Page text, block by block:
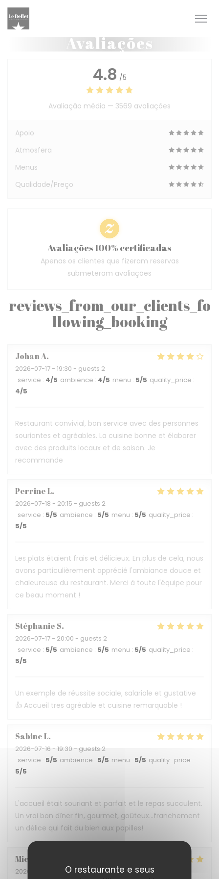
Painel de Gerenciamento de Cookies
O restaurante e seus
Avaliações
reviews_from_our_clients_fo
llowing_booking
JohanA
2026-07-17 - 19:30 - guests 2
service : 4/5 ambience : 4/5 menu : 5/5 quality_price :
4/5
Restaurant convivial, bon service avec des personnes
souriantes et agréables. La cuisine bonne et élaborer
avec des produits locaux et de saison. Je
recommande
PerrineL
2026-07-18 - 20:15 - guests 2
service : 5/5 ambience : 5/5 menu : 5/5 quality_price :
5/5
Les plats étaient frais et délicieux. En plus de cela, nous
avons particulièrement apprécié l'ambiance douce et
chaleureuse du restaurant. Merci à toute l'équipe pour
ce beau moment !
Stéphanie S
2026-07-17 - 20:00 - guests 2
service : 5/5 ambience : 5/5 menu : 5/5 quality_price :
5/5
Un exemple de réussite sociale, salariale et gustative
👍 Accueil tres agréable et cuisine remarquable !
SabineL
2026-07-16 - 19:30 - guests 2
service : 5/5 ambience : 5/5 menu : 5/5 quality_price :
5/5
L'accueil était souriant et parfait et le repas succulent.
Un vrai bon dîner fin, gourmet, goûteux...franchement
un délice qui fait du bien aux papilles!
Michèle
2026-07-04
- 19:45 - guests 2
4.8 /5
Avaliação média — 3569 avaliações
Apoio
Atmosfera
Menus
Qualidade/Preço
Avaliações 100% certificadas
Apenas os clientes que fizeram reservas
submeteram avaliações